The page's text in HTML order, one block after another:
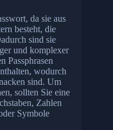
da sie aus
besteht, die
sind sie
und komplexer
Passphrasen
wodurch
sind. Um
sollten Sie eine
Zahlen
Symbole